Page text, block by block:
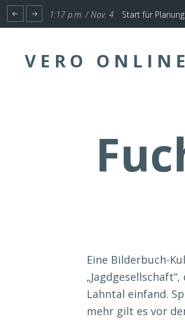
1:17 p.m. / Nov. 4 Start für
VERO ONLINE
Eine Bilderbuch-
Lahntal einfand.
mehr gilt es vor